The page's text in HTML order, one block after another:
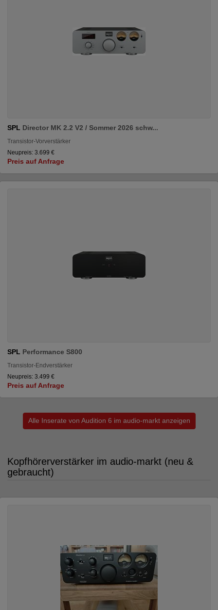
SPL Director MK 2.2 V2 / Sommer 2026 schw...
Transistor-Vorverstärker
Neupreis: 3.699 €
Preis auf Anfrage
SPL Performance S800
Transistor-Endverstärker
Neupreis: 3.499 €
Preis auf Anfrage
Alle Inserate von Audition 6 im audio-markt anzeigen
Kopfhörerverstärker im audio-markt (neu &
gebraucht)